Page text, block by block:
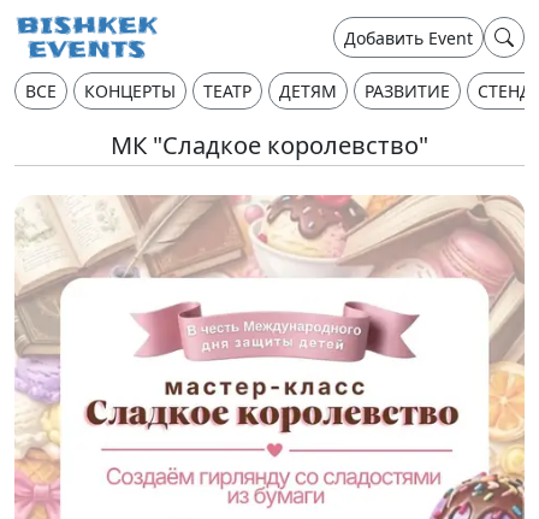
Добавить Event
ВСЕ КОНЦЕРТЫ ТЕАТР ДЕТЯМ РАЗВИТИЕ
МК "Сладкое королевство"